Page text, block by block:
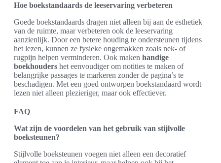
Hoe boekstandaards de leeservaring verbeteren
Goede boekstandaards dragen niet alleen bij aan de esthetiek
van de ruimte, maar verbeteren ook de leeservaring
aanzienlijk. Door een betere houding te ondersteunen tijdens
het lezen, kunnen ze fysieke ongemakken zoals nek- of
rugpijn helpen verminderen. Ook maken handige
boekhouders het eenvoudiger om notities te maken of
belangrijke passages te markeren zonder de pagina’s te
beschadigen. Met een goed ontworpen boekstandaard wordt
lezen niet alleen plezieriger, maar ook effectiever.
FAQ
Wat zijn de voordelen van het gebruik van stijlvolle
boeksteunen?
Stijlvolle boeksteunen voegen niet alleen een decoratief